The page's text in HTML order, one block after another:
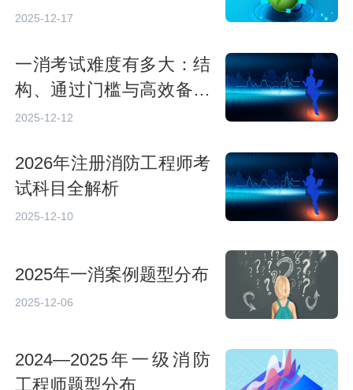
战
2025-12-17
一消考试难度有多大：结
构、通过门槛与高效备考
策略
2025-12-12
2026年注册消防工程师考
试科目全解析
2025-12-10
2025年一消案例题型分布
2025-12-06
2024—2025年一级消防
工程师题型分布